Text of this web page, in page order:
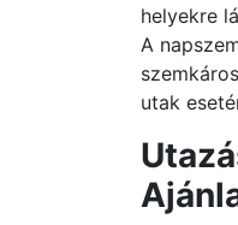
helyekre
A
utak